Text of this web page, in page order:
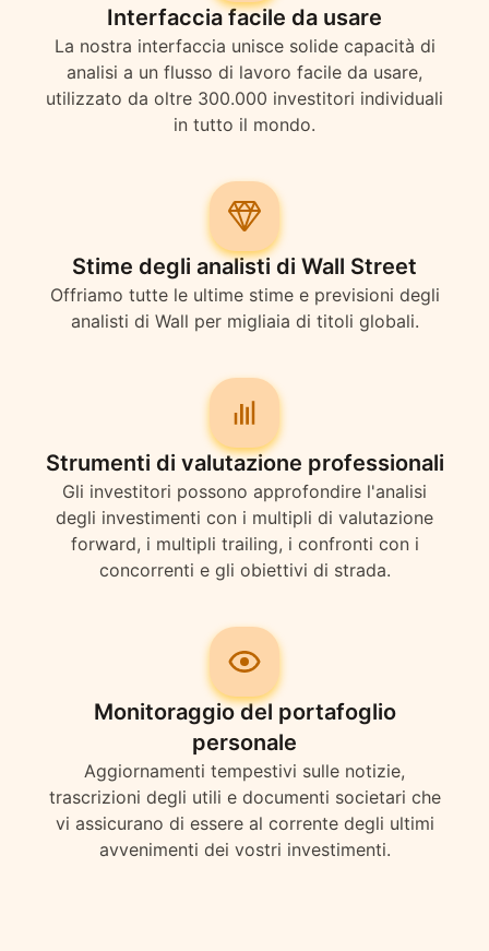
Interfaccia facile da usare
La nostra interfaccia unisce solide capacità di
analisi a un flusso di lavoro facile da usare,
utilizzato da oltre 300.000 investitori individuali
in tutto il mondo.
Stime degli analisti di Wall Street
Offriamo tutte le ultime stime e previsioni degli
analisti di Wall per migliaia di titoli globali.
Strumenti di valutazione professionali
Gli investitori possono approfondire l'analisi
degli investimenti con i multipli di valutazione
forward, i multipli trailing, i confronti con i
concorrenti e gli obiettivi di strada.
Monitoraggio del portafoglio
personale
Aggiornamenti tempestivi sulle notizie,
trascrizioni degli utili e documenti societari che
vi assicurano di essere al corrente degli ultimi
avvenimenti dei vostri investimenti.